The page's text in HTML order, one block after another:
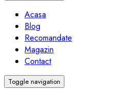
Acasa
Blog
Recomandate
Magazin
Contact
Toggle navigation